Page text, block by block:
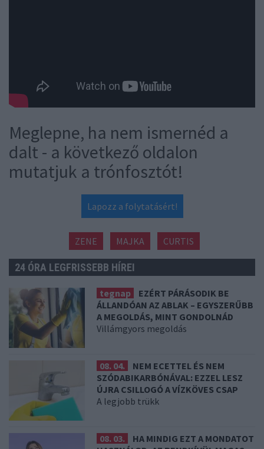
Meglepne, ha nem ismernéd a
dalt - a következő oldalon
mutatjuk a trónfosztót!
Lapozz a folytatásért!
ZENE MAJKA CURTIS
24 ÓRA LEGFRISSEBB HÍREI
tegnap
EZÉRT PÁRÁSODIK BE
ÁLLANDÓAN AZ ABLAK – EGYSZERŰBB
A MEGOLDÁS, MINT GONDOLNÁD
Villámgyors megoldás
08. 04.
NEM ECETTEL ÉS NEM
SZÓDABIKARBÓNÁVAL: EZZEL LESZ
ÚJRA CSILLOGÓ A VÍZKÖVES CSAP
A legjobb trükk
08. 03.
HA MINDIG EZT A MONDATOT